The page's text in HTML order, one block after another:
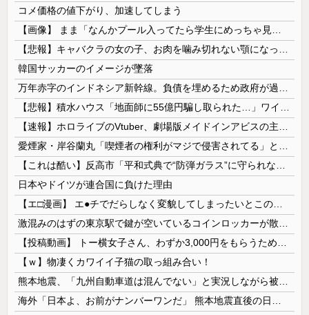
コメ価格の値下がり、加速してしまう
韓国サッカーのイメージが墜落
日本やドイツが連合国に負けた理由
【ｗ】物凄くカワイイ子猫の取っ組み合い！